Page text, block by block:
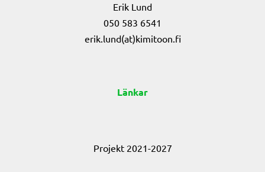
Erik Lund
050 583 6541
erik.lund(at)kimitoon.fi
Länkar
Projekt 2021-2027